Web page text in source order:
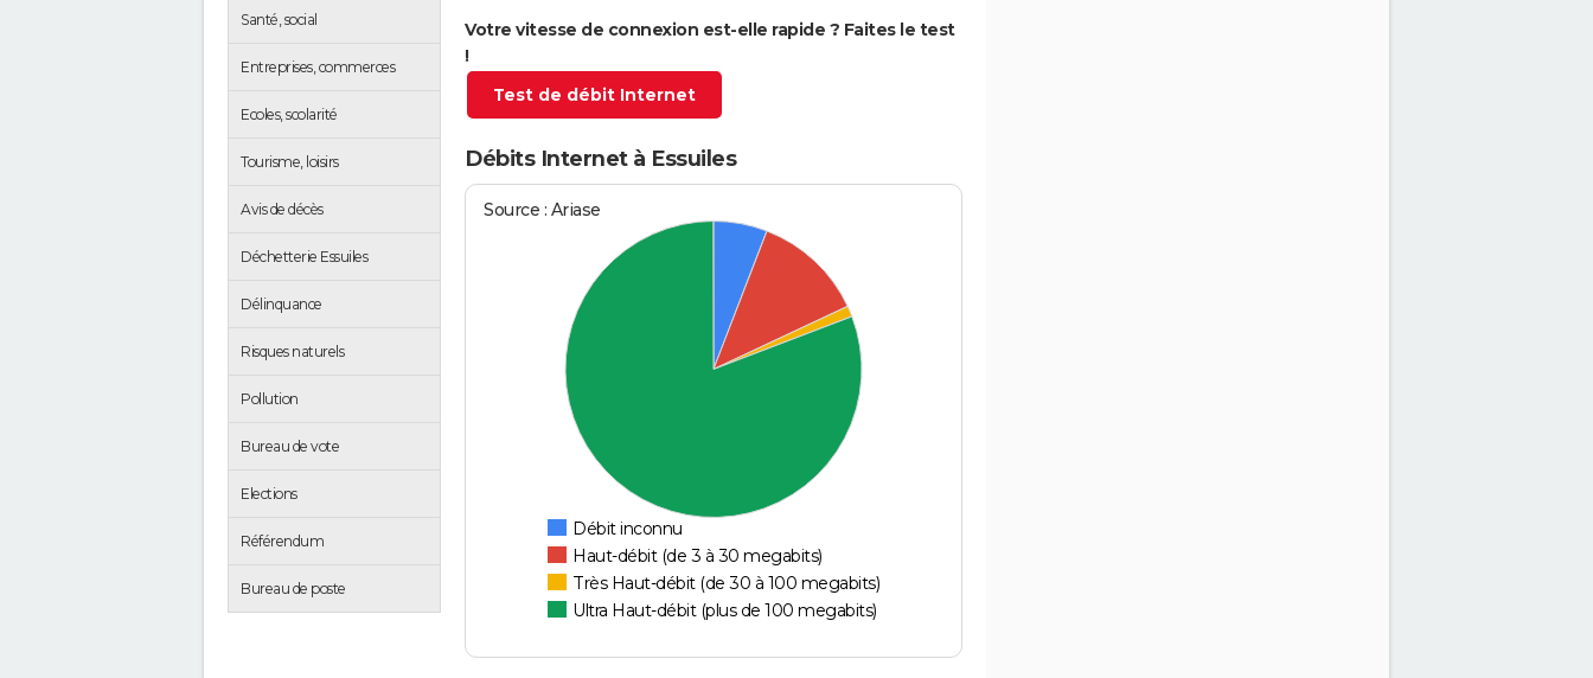
Santé, social
Entreprises, commerces
Ecoles, scolarité
Tourisme, loisirs
Avis de décès
Déchetterie Essuiles
Délinquance
Risques naturels
Pollution
Bureau de vote
Elections
Référendum
Bureau de poste
Votre vitesse de connexion est-elle rapide ? Faites le test
!
Test de débit Internet
Débits Internet à Essuiles
Source : Ariase
Débit inconnu
Haut-débit (de 3 à 30 megabits)
Très Haut-débit (de 30 à 100 megabits)
Ultra Haut-débit (plus de 100 megabits)